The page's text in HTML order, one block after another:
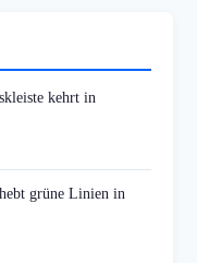
kehrt in
grüne Linien in